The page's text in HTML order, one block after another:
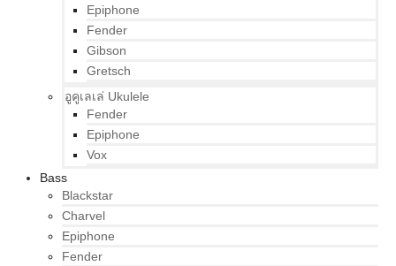
Epiphone
Fender
Gibson
Gretsch
อูคูเลเล่ Ukulele
Fender
Epiphone
Vox
Bass
Blackstar
Charvel
Epiphone
Fender